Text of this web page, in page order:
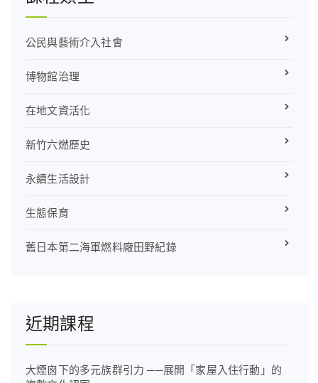
公民與藝術介入社會
博物館治理
在地文資活化
新竹六燃歷史
永續生活設計
生態保育
舊日本第二海軍燃料廠田野紀錄
近期課程
大煙囪下的多元族群引力 ──展開「家屋入住行動」的